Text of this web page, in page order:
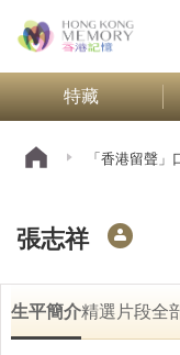
特藏
「香港留聲
張志祥
生平簡介精選片段全